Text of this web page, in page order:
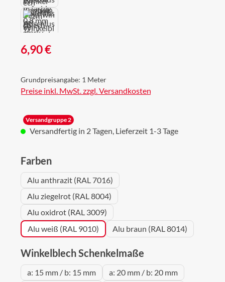
Regulärer Preis:
6,90 €
Grundpreisangabe: 1 Meter
Preise inkl. MwSt. zzgl. Versandkosten
Versandgruppe 2
Versandfertig in 2 Tagen, Lieferzeit 1-3 Tage
Farbenauswählen
Alu anthrazit (RAL 7016)
Alu ziegelrot (RAL 8004)
Alu oxidrot (RAL 3009)
Alu weiß (RAL 9010)
Alu braun (RAL 8014)
Winkelblech Schenkelmaße
a: 15 mm / b: 15 mm
a: 20 mm / b: 20 mm